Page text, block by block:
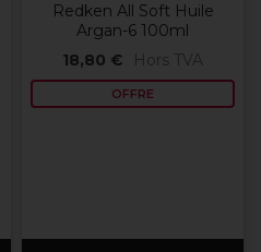
Redken All Soft Huile
Argan-6 100ml
18,80 €
Hors TVA
OFFRE